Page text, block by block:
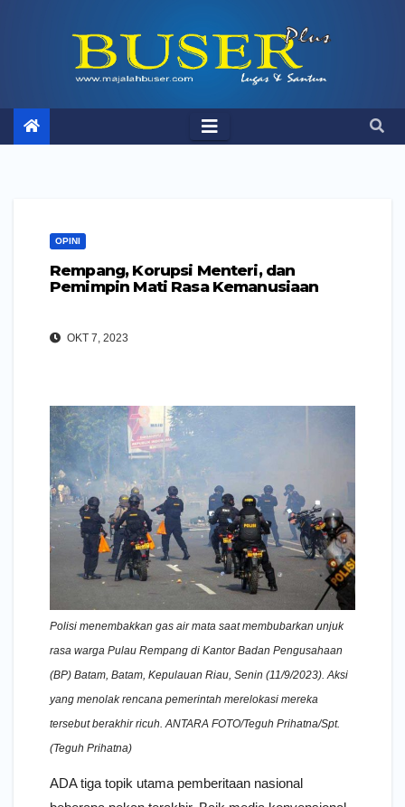
OPINI
Rempang, Korupsi Menteri, dan
Pemimpin Mati Rasa Kemanusiaan
OKT 7, 2023
Polisi menembakkan gas air mata saat membubarkan unjuk
rasa warga Pulau Rempang di Kantor Badan Pengusahaan
(BP) Batam, Batam, Kepulauan Riau, Senin (11/9/2023). Aksi
yang menolak rencana pemerintah merelokasi mereka
tersebut berakhir ricuh. ANTARA FOTO/Teguh Prihatna/Spt.
(Teguh Prihatna)
ADA tiga topik utama pemberitaan nasional